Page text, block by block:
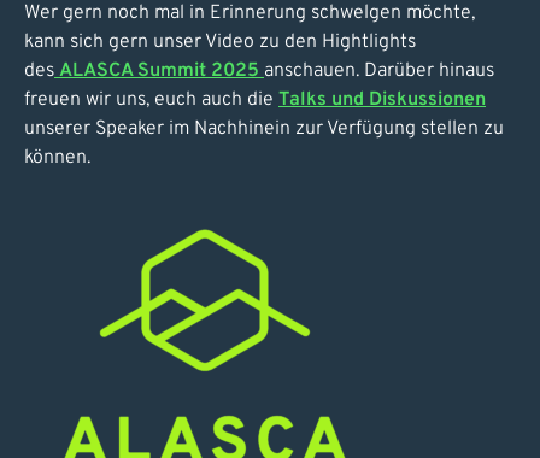
Wer gern noch mal in Erinnerung schwelgen möchte,
kann sich gern unser Video zu den Hightlights
desALASCA Summit 2025anschauen. Darüber hinaus
freuen wir uns, euch auch die Talks und Diskussionen
unserer Speaker im Nachhinein zur Verfügung stellen zu
können.